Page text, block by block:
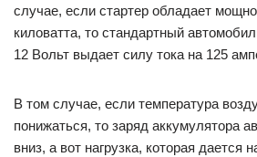
случае, если стартер обладает
киловатта, то стандартный
12 Вольт выдает силу тока на 125
В том случае, если температура
понижаться, то заряд аккумулятора
вниз, а вот нагрузка, которая дается